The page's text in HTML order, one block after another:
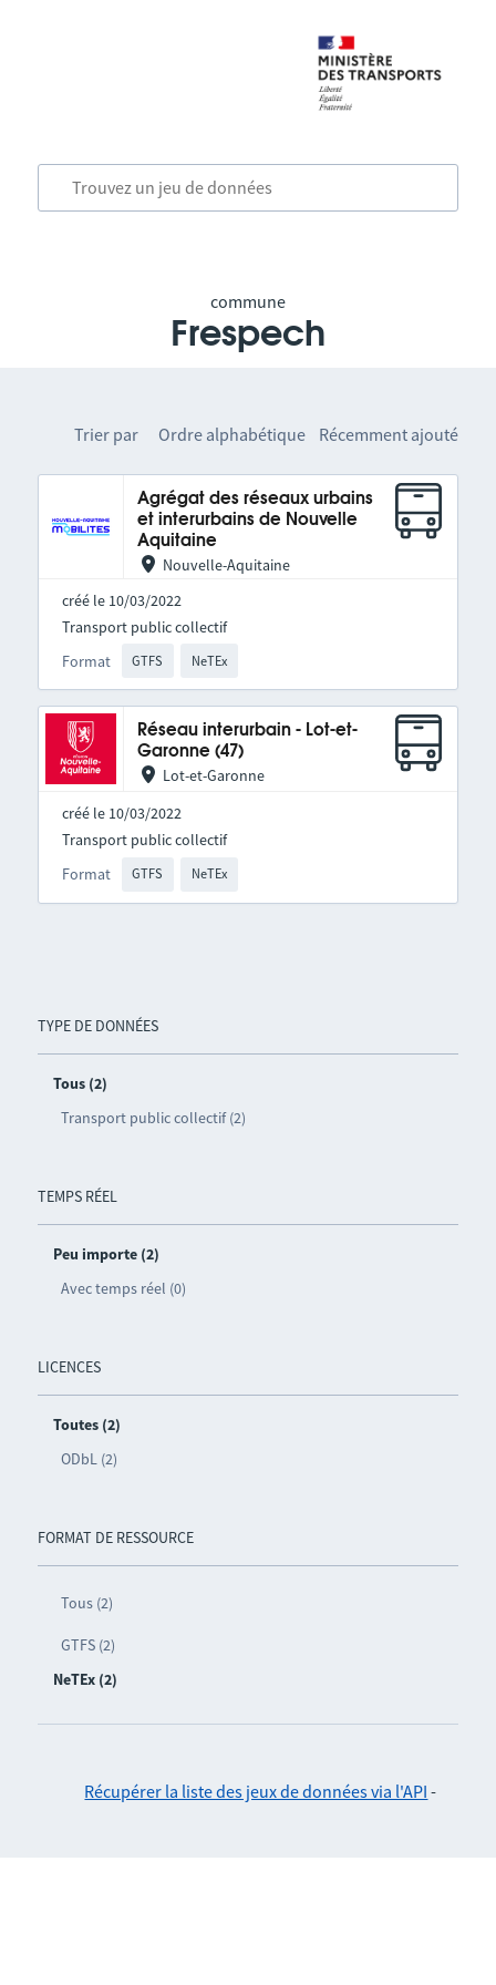
commune
Frespech
TYPE DE DONNÉES
Tous (2)
Transport public collectif (2)
TEMPS RÉEL
Peu importe (2)
Avec temps réel (0)
LICENCES
Toutes (2)
ODbL (2)
FORMAT DE RESSOURCE
Tous (2)
GTFS (2)
NeTEx (2)
Trier par Ordre alphabétique Récemment ajouté
Agrégat des réseaux urbains
et interurbains de Nouvelle
Aquitaine
Nouvelle-Aquitaine
créé le 10/03/2022
Format GTFS NeTEx
Transport public collectif
Réseau interurbain - Lot-et-
Garonne (47)
Lot-et-Garonne
créé le 10/03/2022
Format GTFS NeTEx
Transport public collectif
Récupérer la liste des jeux de données via l'API -